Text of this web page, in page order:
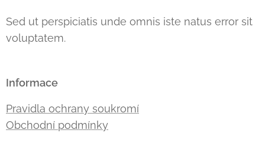
Sed ut perspiciatis unde omnis iste natus error sit
voluptatem.
Informace
Pravidla ochrany soukromí
Obchodní podmínky